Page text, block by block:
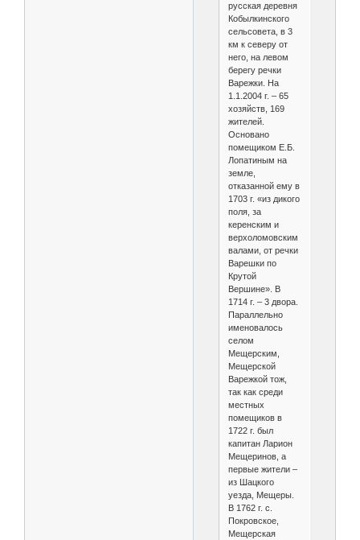
русская деревня
Кобылкинского
сельсовета, в 3
км к северу от
него, на левом
берегу речки
Варежки. На
1.1.2004 г. – 65
хозяйств, 169
жителей.
Основано
помещиком Е.Б.
Лопатиным на
земле,
отказанной ему в
1703 г. «из дикого
поля, за
керенским и
верхоломовским
валами, от речки
Варешки по
Крутой
Вершине». В
1714 г. – 3 двора.
Параллельно
именовалось
селом
Мещерским,
Мещерской
Варежкой тож,
так как среди
местных
помещиков в
1722 г. был
капитан Ларион
Мещеринов, а
первые жители –
из Шацкого
уезда, Мещеры.
В 1762 г. с.
Покровское,
Мещерская